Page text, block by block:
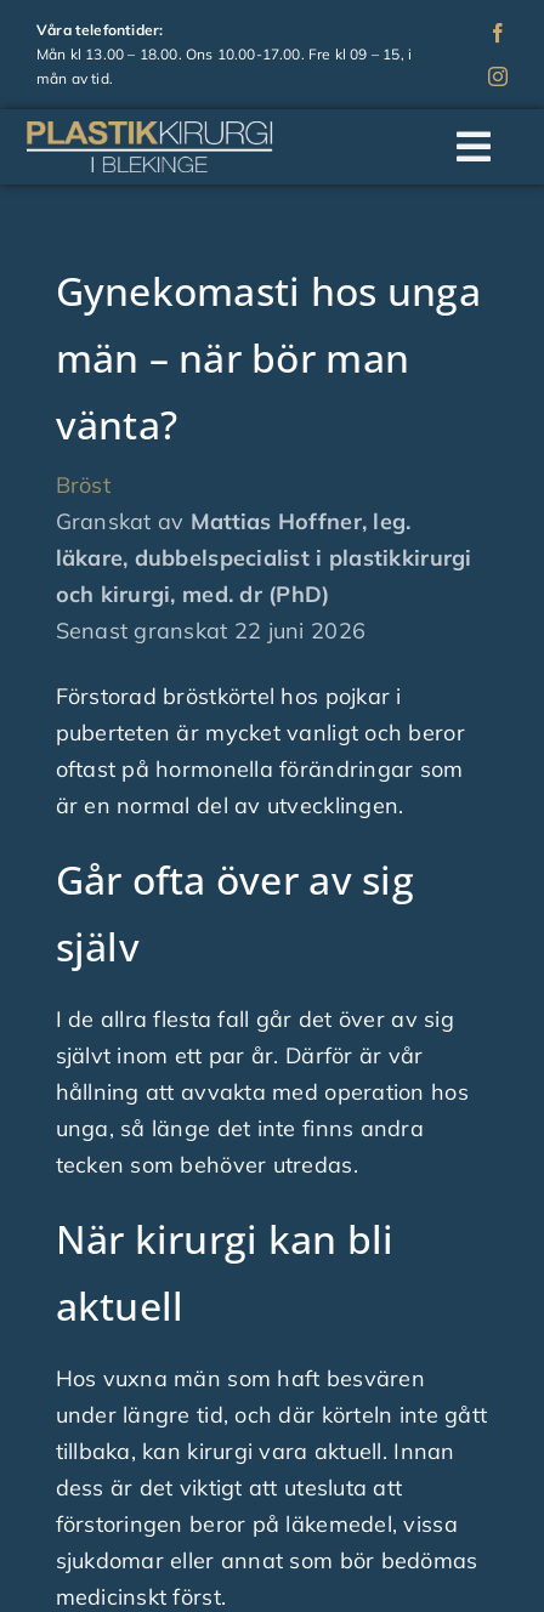
Fortsätt
innehållet
Våra telefontider:
Mån kl 13.00 – 18.00. Ons 10.00-17.00. Fre kl 09 – 15, i
mån av tid.
Om oss
Operationer
Finansiering
Nyheter
Fråga plastikkirurgen
Kontakta oss
Gynekomasti hos unga
män – när bör man
vänta?
Bröst
Granskat av Mattias Hoffner, leg.
läkare, dubbelspecialist i plastikkirurgi
och kirurgi, med. dr (PhD)
Senast granskat 22 juni 2026
Förstorad bröstkörtel hos pojkar i
puberteten är mycket vanligt och beror
oftast på hormonella förändringar som
är en normal del av utvecklingen.
Går ofta över av sig
själv
I de allra flesta fall går det över av sig
självt inom ett par år. Därför är vår
hållning att avvakta med operation hos
unga, så länge det inte finns andra
tecken som behöver utredas.
När kirurgi kan bli
aktuell
Hos vuxna män som haft besvären
under längre tid, och där körteln inte gått
tillbaka, kan kirurgi vara aktuell. Innan
dess är det viktigt att utesluta att
förstoringen beror på läkemedel, vissa
sjukdomar eller annat som bör bedömas
medicinskt först.